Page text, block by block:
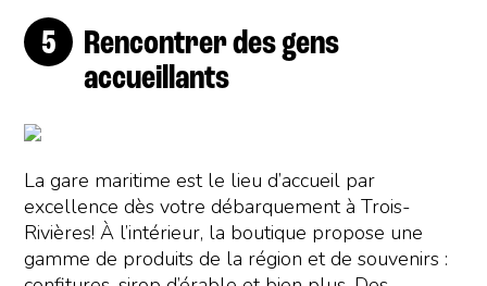
Rencontrer des gens
accueillants
La gare maritime est le lieu d’accueil par
excellence dès votre débarquement à Trois-
Rivières! À l’intérieur, la boutique propose une
gamme de produits de la région et de souvenirs :